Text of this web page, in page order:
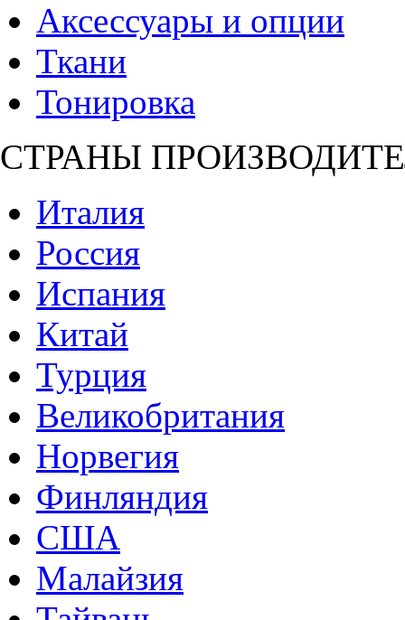
Аксессуары и опции
Ткани
Тонировка
СТРАНЫ
Италия
Россия
Испания
Китай
Турция
Великобритания
Норвегия
Финляндия
США
Малайзия